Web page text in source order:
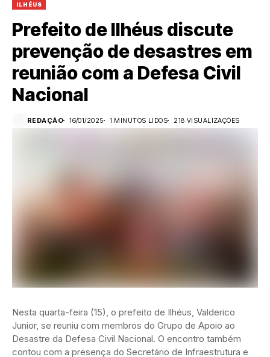
ILHÉUS
Prefeito de Ilhéus discute
prevenção de desastres em
reunião com a Defesa Civil
Nacional
REDAÇÃO 16/01/2025 1 MINUTOS LIDOS 218 VISUALIZAÇÕES
Nesta quarta-feira (15), o prefeito de Ilhéus, Valderico
Junior, se reuniu com membros do Grupo de Apoio ao
Desastre da Defesa Civil Nacional. O encontro também
contou com a presença do Secretário de Infraestrutura e